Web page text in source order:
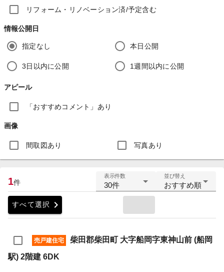
リフォーム・リノベーション済/予定含む
情報公開日
指定なし 本日公開
3日以内に公開 1週間以内に公開
アピール
「おすすめコメント」あり
画像
間取図あり 写真あり
1件
表示件数
30件
並び替え
おすすめ順
すべて選択 chevron_right
売戸建住宅
柴田郡柴田町 大字船岡字東神山前 (船岡
駅) 2階建 6DK